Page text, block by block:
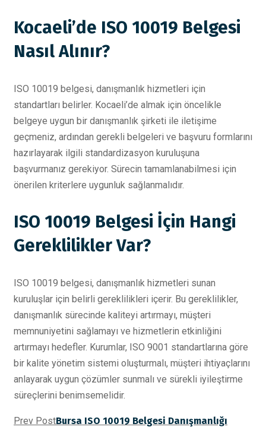
Kocaeli’de ISO 10019 Belgesi
Nasıl Alınır?
ISO 10019 belgesi, danışmanlık hizmetleri için
standartları belirler. Kocaeli’de almak için öncelikle
belgeye uygun bir danışmanlık şirketi ile iletişime
geçmeniz, ardından gerekli belgeleri ve başvuru formlarını
hazırlayarak ilgili standardizasyon kuruluşuna
başvurmanız gerekiyor. Sürecin tamamlanabilmesi için
önerilen kriterlere uygunluk sağlanmalıdır.
ISO 10019 Belgesi İçin Hangi
Gereklilikler Var?
ISO 10019 belgesi, danışmanlık hizmetleri sunan
kuruluşlar için belirli gereklilikleri içerir. Bu gereklilikler,
danışmanlık sürecinde kaliteyi artırmayı, müşteri
memnuniyetini sağlamayı ve hizmetlerin etkinliğini
artırmayı hedefler. Kurumlar, ISO 9001 standartlarına göre
bir kalite yönetim sistemi oluşturmalı, müşteri ihtiyaçlarını
anlayarak uygun çözümler sunmalı ve sürekli iyileştirme
süreçlerini benimsemelidir.
Prev PostBursa ISO 10019 Belgesi Danışmanlığı